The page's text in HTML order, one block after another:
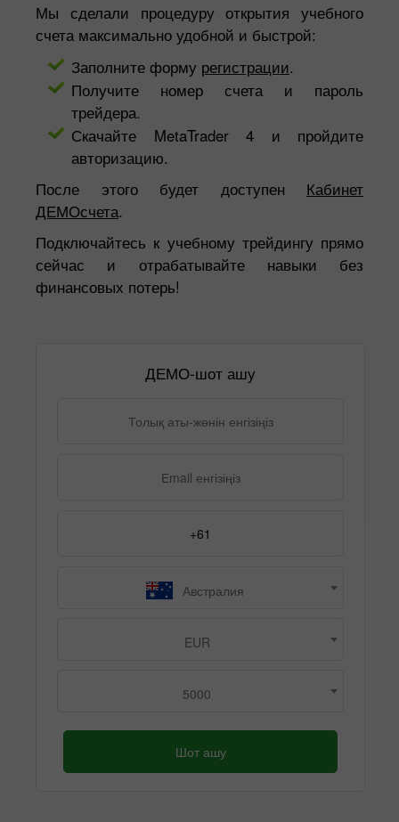
Мы сделали процедуру открытия учебного
счета максимально удобной и быстрой:
Заполните форму регистрации.
Получите номер счета и пароль
трейдера.
Скачайте MetaTrader 4 и пройдите
авторизацию.
После этого будет доступен Кабинет
ДЕМОсчета.
Подключайтесь к учебному трейдингу прямо
сейчас и отрабатывайте навыки без
финансовых потерь!
ДЕМО-шот ашу
Австралия
EUR
5000
Шот ашу